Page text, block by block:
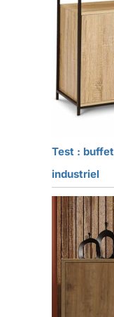
Test :
industriel